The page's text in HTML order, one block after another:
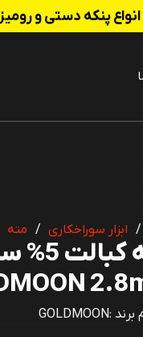
انواع پنکه دستی و
/ ابزار سوراخکاری / مته
مته
برند :GOLDMOON